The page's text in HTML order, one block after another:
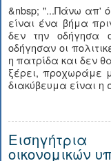
&nbsp; "...Πάνω απ'
είναι ένα βήμα
δεν την οδήγησα
οδήγησαν οι
η πατρίδα και δεν
ξέρει, προχωράμε
διακύβευμα είναι η
οικονομικών